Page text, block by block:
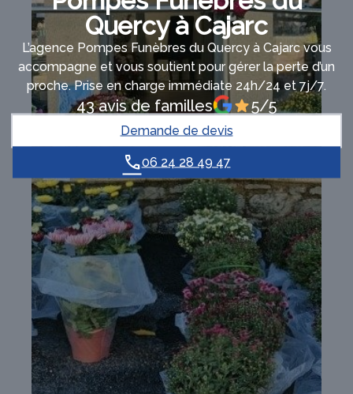
Quercy à Cajarc
L’agence Pompes Funèbres du Quercy à Cajarc vous
accompagne et vous soutient pour gérer la perte d’un
proche. Prise en charge immédiate 24h/24 et 7j/7.
43 avis de familles 5/5
Demande de devis
06 24 28 49 47